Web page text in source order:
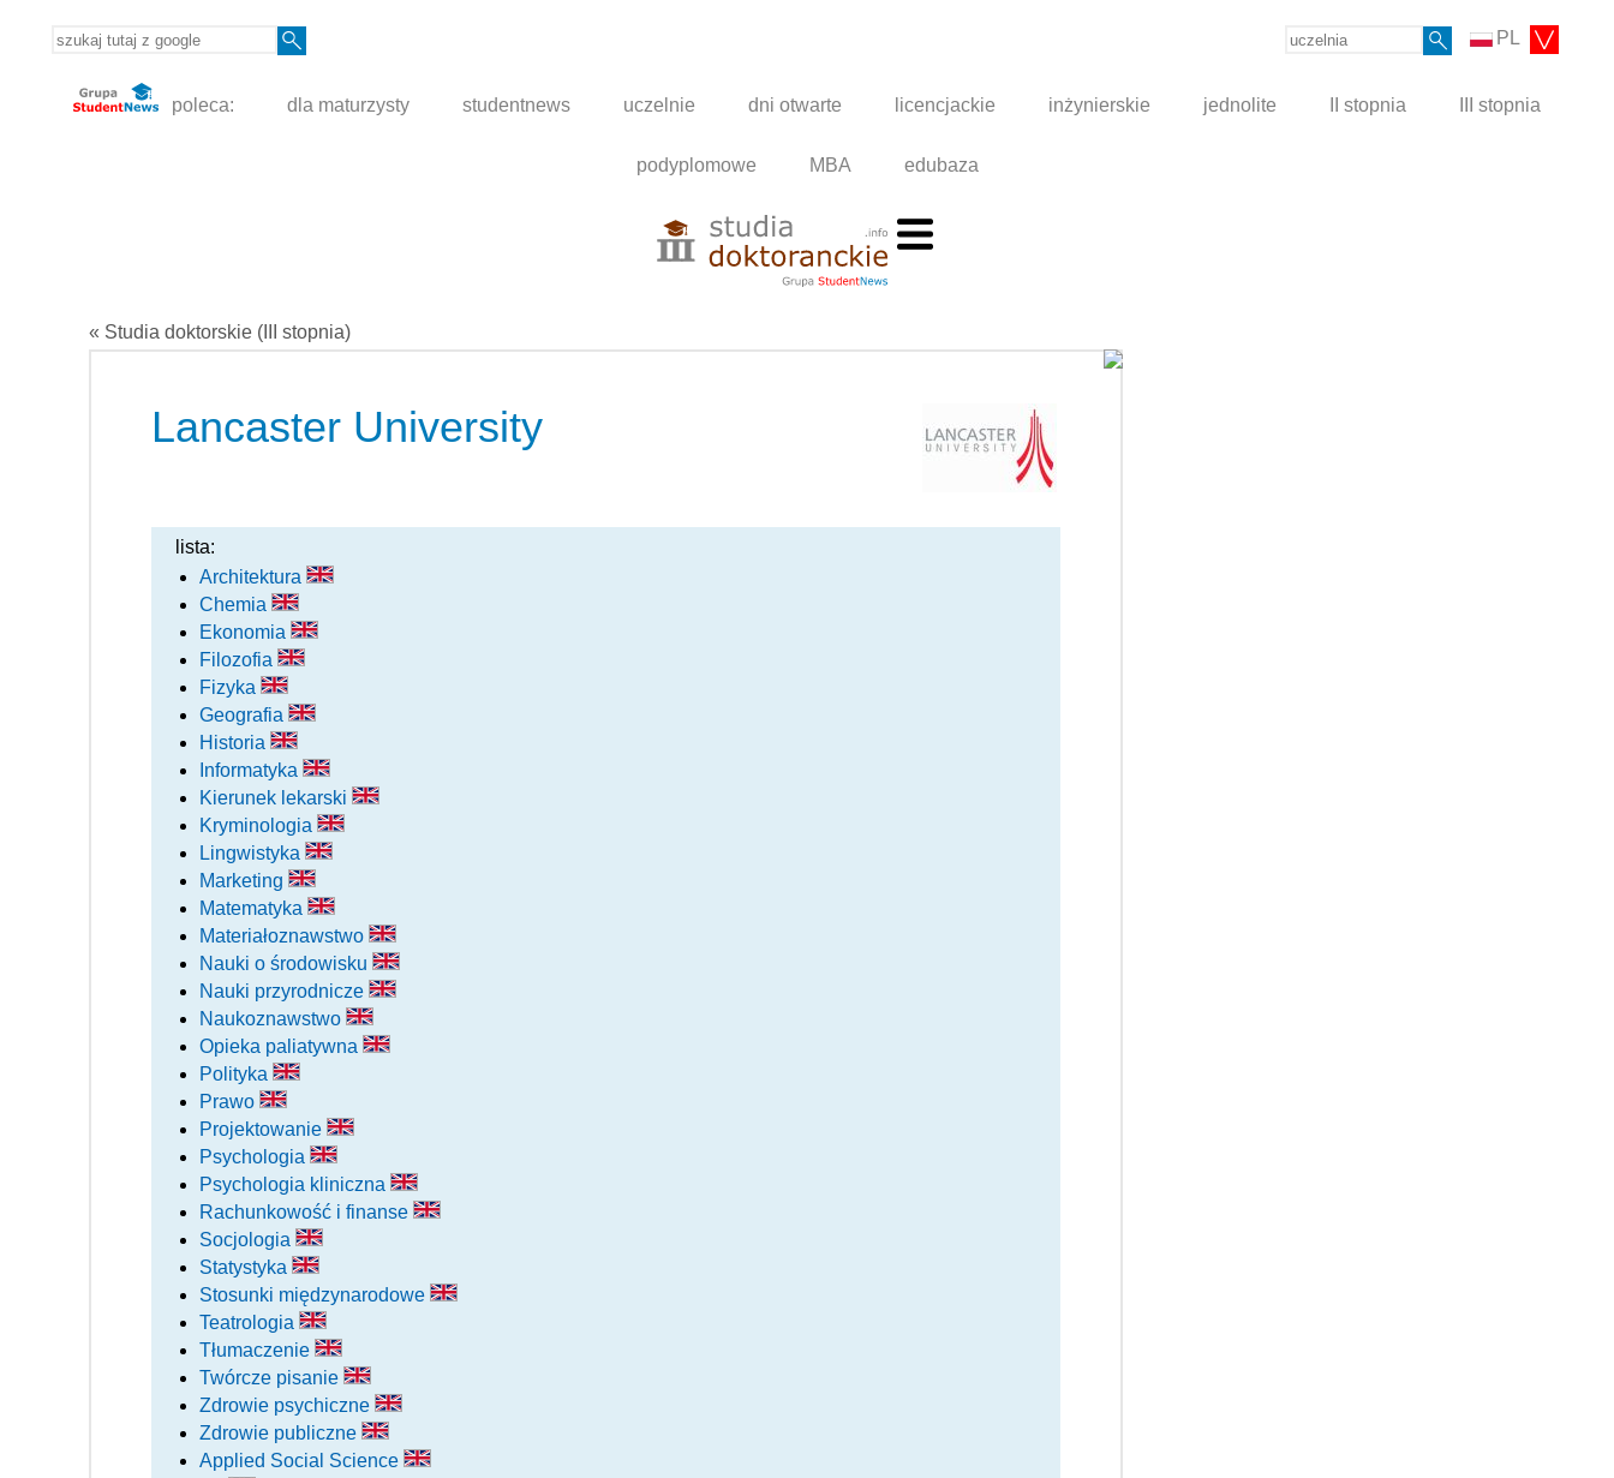
PL
poleca: dla maturzysty studentnews uczelnie dni otwarte licencjackie inżynierskie jednolite II stopnia III stopnia
podyplomowe MBA edubaza
« Studia doktorskie (III stopnia)
Lancaster University
lista:
Architektura
Chemia
Ekonomia
Filozofia
Fizyka
Geografia
Historia
Informatyka
Kierunek lekarski
Kryminologia
Lingwistyka
Marketing
Matematyka
Materiałoznawstwo
Nauki o środowisku
Nauki przyrodnicze
Naukoznawstwo
Opieka paliatywna
Polityka
Prawo
Projektowanie
Psychologia
Psychologia kliniczna
Rachunkowość i finanse
Socjologia
Statystyka
Stosunki międzynarodowe
Teatrologia
Tłumaczenie
Twórcze pisanie
Zdrowie psychiczne
Zdrowie publiczne
Applied Social Science